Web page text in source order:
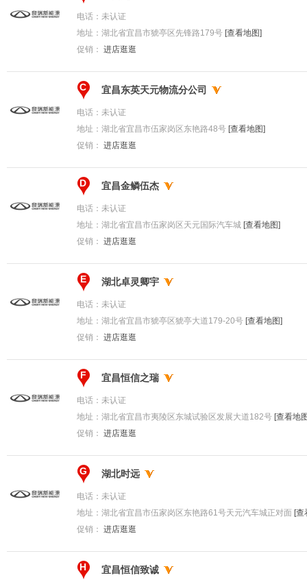
电话： 未认证
地址： 湖北省宜昌市猇亭区先锋路179号 [查看地图]
促销： 进店逛逛
C 宜昌东英天元物流分公司
电话： 未认证
地址： 湖北省宜昌市伍家岗区东艳路48号 [查看地图]
促销： 进店逛逛
D 宜昌金鳞伍杰
电话： 未认证
地址： 湖北省宜昌市伍家岗区天元国际汽车城 [查看地图]
促销： 进店逛逛
E 湖北卓灵卿宇
电话： 未认证
地址： 湖北省宜昌市猇亭区猇亭大道179-20号 [查看地图]
促销： 进店逛逛
F 宜昌恒信之瑞
电话： 未认证
地址： 湖北省宜昌市夷陵区东城试验区发展大道182号 [查看地
促销： 进店逛逛
G 湖北时远
电话： 未认证
地址： 湖北省宜昌市伍家岗区东艳路61号天元汽车城正对面 [查
促销： 进店逛逛
H 宜昌恒信致诚